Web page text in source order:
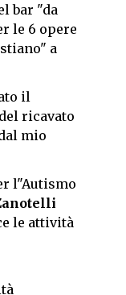
bar "da
le 6 opere
a
il
ricavato
mio
l"Autismo
le attività